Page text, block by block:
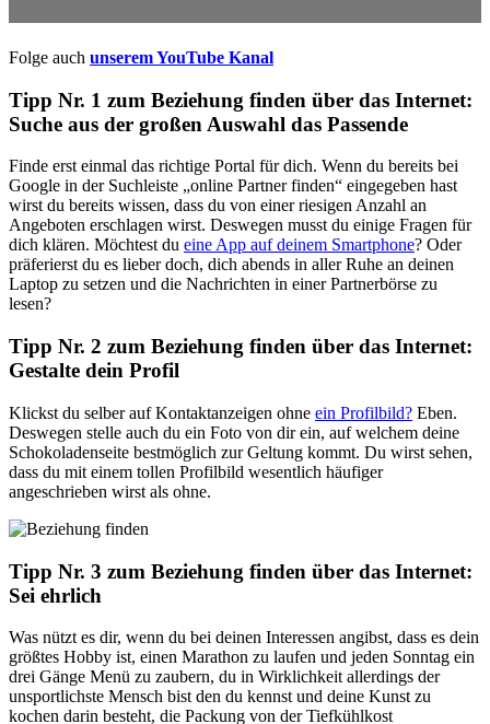
Folge auch unserem YouTube Kanal
Tipp Nr. 1 zum Beziehung finden über das Internet:
Suche aus der großen Auswahl das Passende
Finde erst einmal das richtige Portal für dich. Wenn du bereits bei
Google in der Suchleiste „online Partner finden“ eingegeben hast
wirst du bereits wissen, dass du von einer riesigen Anzahl an
Angeboten erschlagen wirst. Deswegen musst du einige Fragen für
dich klären. Möchtest du eine App auf deinem Smartphone? Oder
präferierst du es lieber doch, dich abends in aller Ruhe an deinen
Laptop zu setzen und die Nachrichten in einer Partnerbörse zu
lesen?
Tipp Nr. 2 zum Beziehung finden über das Internet:
Gestalte dein Profil
Klickst du selber auf Kontaktanzeigen ohne ein Profilbild? Eben.
Deswegen stelle auch du ein Foto von dir ein, auf welchem deine
Schokoladenseite bestmöglich zur Geltung kommt. Du wirst sehen,
dass du mit einem tollen Profilbild wesentlich häufiger
angeschrieben wirst als ohne.
Tipp Nr. 3 zum Beziehung finden über das Internet:
Sei ehrlich
Was nützt es dir, wenn du bei deinen Interessen angibst, dass es dein
größtes Hobby ist, einen Marathon zu laufen und jeden Sonntag ein
drei Gänge Menü zu zaubern, du in Wirklichkeit allerdings der
unsportlichste Mensch bist den du kennst und deine Kunst zu
kochen darin besteht, die Packung von der Tiefkühlkost